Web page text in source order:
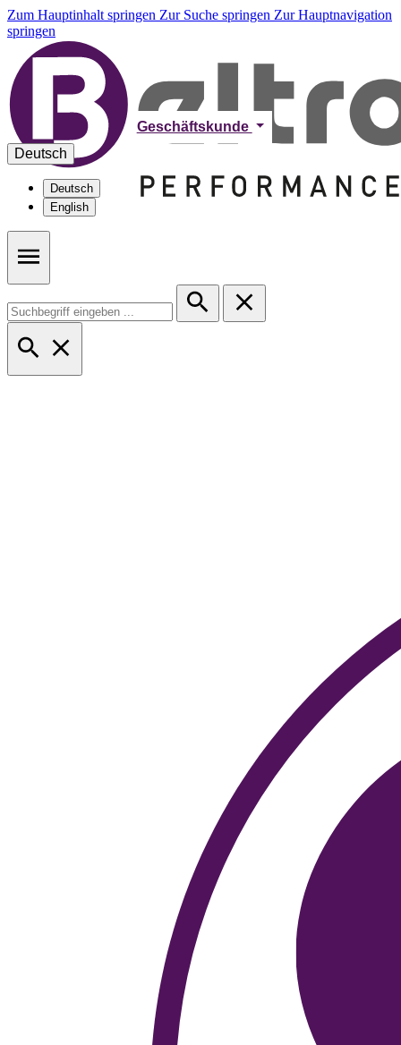
Zum Hauptinhalt springen Zur Suche springen Zur Hauptnavigation
springen
Geschäftskunde
Deutsch
Deutsch
English